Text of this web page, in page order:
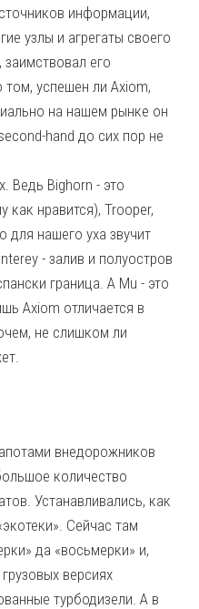
информации,
узлы и агрегаты своего
его
успешен ли Axiom,
на нашем рынке он
hand до сих пор не
Ведь Bighorn - это
как нравится), Trooper,
для нашего уха звучит
- залив и полуостров
граница. А Mu - это
Axiom отличается в
не слишком ли
внедорожников
количество
Устанавливались, как
Сейчас там
да «восьмерки» и,
версиях
турбодизели. А в